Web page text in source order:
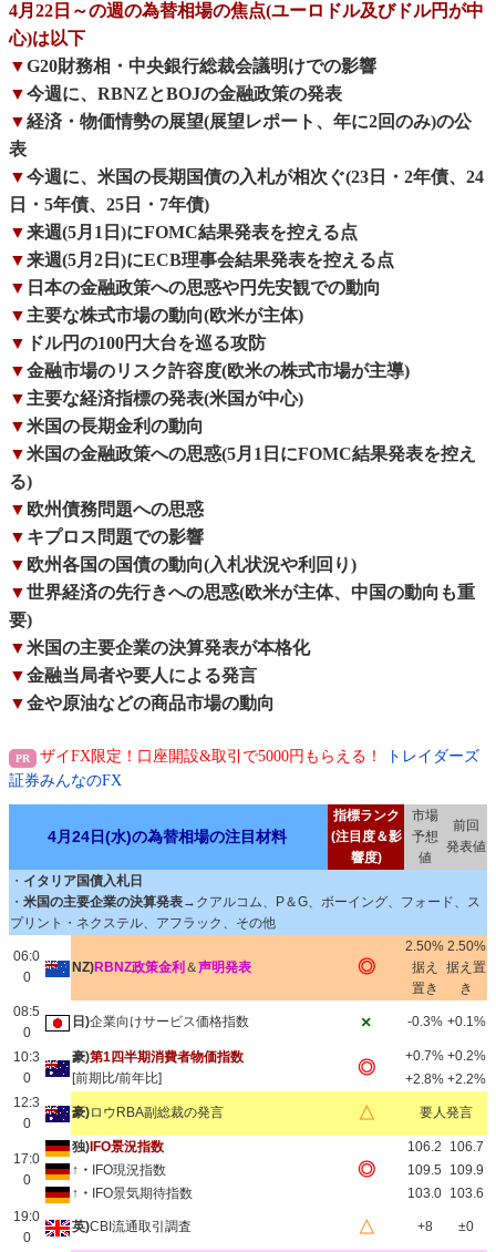
4月22日～の週の為替相場の焦点(ユーロドル及びドル円が中
心)は以下
▼G20財務相・中央銀行総裁会議明けでの影響
▼今週に、RBNZとBOJの金融政策の発表
▼経済・物価情勢の展望(展望レポート、年に2回のみ)の公
表
▼今週に、米国の長期国債の入札が相次ぐ(23日・2年債、24
日・5年債、25日・7年債)
▼来週(5月1日)にFOMC結果発表を控える点
▼来週(5月2日)にECB理事会結果発表を控える点
▼ 日本の金融政策への思惑や円先安観での動向
▼主要な株式市場の動向(欧米が主体)
▼ ドル円の100円大台を巡る攻防
▼金融市場のリスク許容度(欧米の株式市場が主導)
▼主要な経済指標の発表(米国が中心)
▼米国の長期金利の動向
▼米国の金融政策への思惑(5月1日にFOMC結果発表を控え
る)
▼ 欧州債務問題への思惑
▼ キプロス問題での影響
▼ 欧州各国の国債の動向(入札状況や利回り)
▼世界経済の先行きへの思惑(欧米が主体、中国の動向も重
要)
▼米国の主要企業の決算発表が本格化
▼金融当局者や要人による発言
▼金や原油などの商品市場の動向
ザイFX限定！口座開設&取引で5000円もらえる！
トレイダーズ
証券みんなのFX
4月24日(水)の為替相場の注目材料
指標ランク
(注目度＆影
響度)
市場
予想
値
前回
発表値
・ イタリア国債入札日
・ 米国の主要企業の決算発表→クアルコム、P＆G、ボーイング、フォード、ス
プリント・ネクステル、アフラック、その他
06:0
0
NZ)RBNZ政策金利 ＆声明発表 ◎
2.50%
据え
置き
2.50%
据え置
き
08:5
0
日)企業向けサービス価格指数 × -0.3% +0.1%
10:3
0
豪)第1四半期消費者物価指数
[前期比/前年比]
◎
+0.7% +0.2%
+2.8% +2.2%
12:3
0
豪)ロウRBA副総裁の発言 △ 要人発言
17:0
0
独) IFO景況指数
◎
106.2
106.7
↑・
IFO現況指数 109.5
109.9
↑・
IFO景気期待指数 103.0 103.6
19:0
0
英)CBI流通取引調査 △ +8 ±0